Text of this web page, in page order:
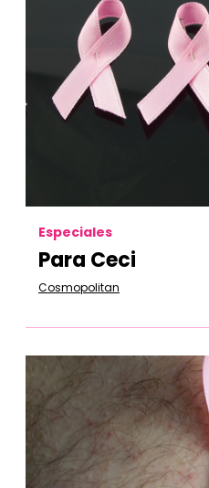
Especiales
Para Ceci
Cosmopolitan